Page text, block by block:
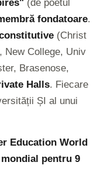
(de poetul
fondatoare.
(Christ
New College, Univ
Brasenose,
Halls. Fiecare
ȘI al unui
Education World
pentru 9